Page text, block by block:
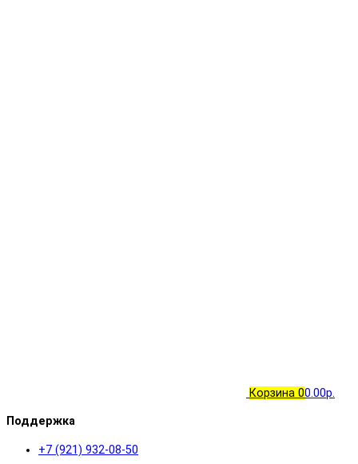
Корзина 00.00р.
Поддержка
+7 (921) 932-08-50